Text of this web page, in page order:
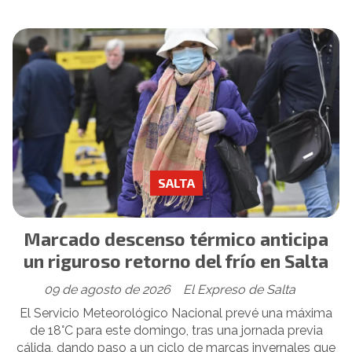
Marcado descenso térmico anticipa
un riguroso retorno del frío en Salta
El Expreso de Salta
SALTA
09 de agosto de 2026
El Servicio Meteorológico Nacional prevé una máxima
de 18°C para este domingo, tras una jornada previa
cálida, dando paso a un ciclo de marcas invernales que